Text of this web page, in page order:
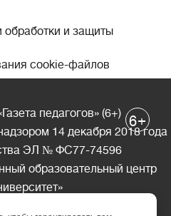
обработки и защиты
cookie-файлов
педагогов» (6+)
14 декабря 2018 года
ЭЛ № ФС77-74596
образовательный центр
6+